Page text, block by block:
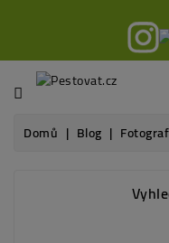
Knihy
Kurzy
Domů
Blog